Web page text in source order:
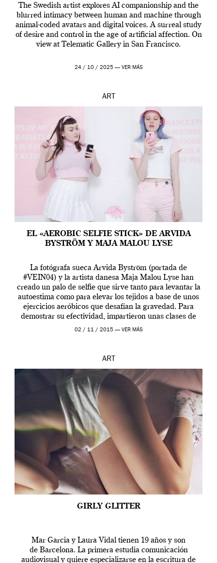
The Swedish artist explores AI companionship and the
blurred intimacy between human and machine through
animal-coded avatars and digital voices. A surreal study
of desire and control in the age of artificial affection. On
view at Telematic Gallery in San Francisco.
24 / 10 / 2025 — VER MÁS
ART
EL «AEROBIC SELFIE STICK» DE ARVIDA
BYSTRÖM Y MAJA MALOU LYSE
La fotógrafa sueca Arvida Byström (portada de
#VEIN04) y la artista danesa Maja Malou Lyse han
creado un palo de selfie que sirve tanto para levantar la
autoestima como para elevar los tejidos a base de unos
ejercicios aeróbicos que desafían la gravedad. Para
demostrar su efectividad, impartieron unas clases de
prueba en el Tate […]
02 / 11 / 2015 — VER MÁS
ART
GIRLY GLITTER
Mar Garcia y Laura Vidal tienen 19 años y son
de Barcelona. La primera estudia comunicación
audiovisual y quiere especializarse en la escritura de